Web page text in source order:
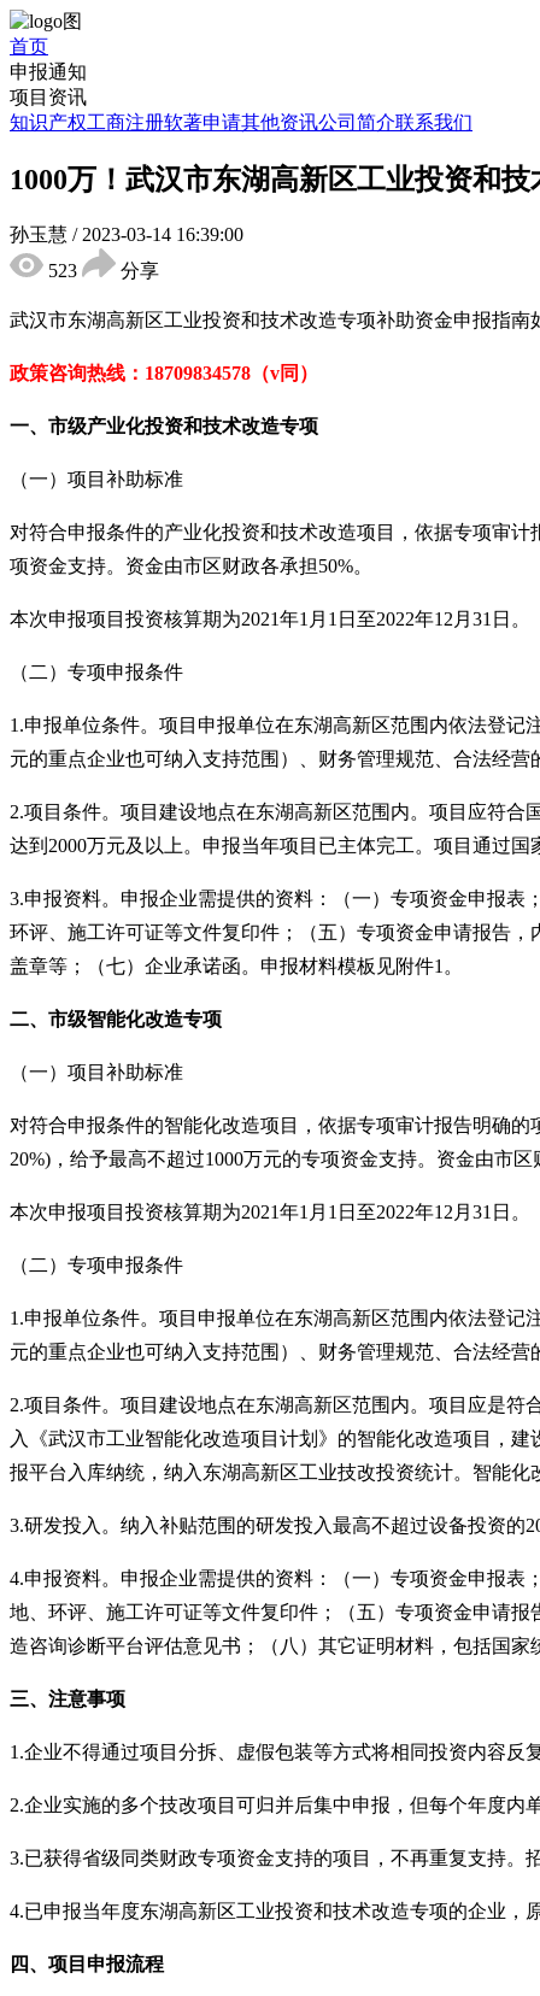
首页
申报通知
项目资讯
知识产权工商注册软著申请其他资讯公司简介联系我们
1000万！武汉市东湖高新区工业投资和
孙玉慧 / 2023-03-14 16:39:00
523
分享
武汉市东湖高新区工业投资和技术改造专项补助资金申报指南
政策咨询热线： 18709834578（v同）
一、市级产业化投资和技术改造专项
（一）项目补助标准
对符合申报条件的产业化投资和技术改造项目，依据专项审
项资金支持。资金由市区财政各承担50%。
本次申报项目投资核算期为2021年1月1日至2022年12月31日。
（二）专项申报条件
1.申报单位条件。项目申报单位在东湖高新区范围内依法登
元的重点企业也可纳入支持范围）、财务管理规范、合法经
2.项目条件。项目建设地点在东湖高新区范围内。项目应符
达到2000万元及以上。申报当年项目已主体完工。项目通过
3.申报资料。申报企业需提供的资料：（一）专项资金申报
环评、施工许可证等文件复印件；（五）专项资金申请报告
盖章等；（七）企业承诺函。申报材料模板见附件1。
二、市级智能化改造专项
（一）项目补助标准
对符合申报条件的智能化改造项目，依据专项审计报告明确
20%)，给予最高不超过1000万元的专项资金支持。资金由市区
本次申报项目投资核算期为2021年1月1日至2022年12月31日。
（二）专项申报条件
1.申报单位条件。项目申报单位在东湖高新区范围内依法登
元的重点企业也可纳入支持范围）、财务管理规范、合法经
2.项目条件。项目建设地点在东湖高新区范围内。项目应是
入《武汉市工业智能化改造项目计划》的智能化改造项目，
报平台入库纳统，纳入东湖高新区工业技改投资统计。智能
3.研发投入。纳入补贴范围的研发投入最高不超过设备投资
4.申报资料。申报企业需提供的资料：（一）专项资金申报
地、环评、施工许可证等文件复印件；（五）专项资金申请
造咨询诊断平台评估意见书；（八）其它证明材料，包括国
三、注意事项
1.企业不得通过项目分拆、虚假包装等方式将相同投资内容
2.企业实施的多个技改项目可归并后集中申报，但每个年度
3.已获得省级同类财政专项资金支持的项目，不再重复支持
4.已申报当年度东湖高新区工业投资和技术改造专项的企业
四、项目申报流程